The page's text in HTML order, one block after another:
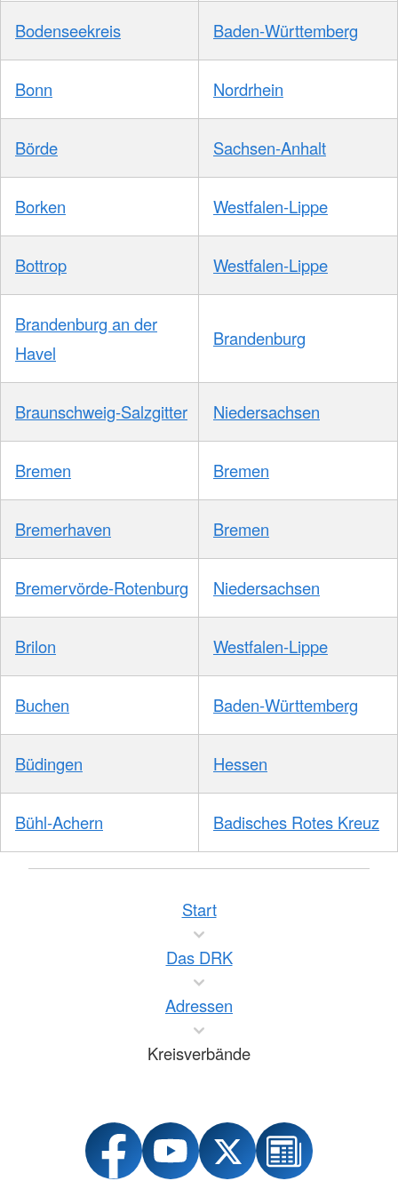
Bodenseekreis Baden-Württemberg
Bonn Nordrhein
Börde Sachsen-Anhalt
Borken Westfalen-Lippe
Bottrop Westfalen-Lippe
Brandenburg an der
Havel
Brandenburg
Braunschweig-Salzgitter Niedersachsen
Bremen Bremen
Bremerhaven Bremen
Bremervörde-Rotenburg Niedersachsen
Brilon Westfalen-Lippe
Buchen Baden-Württemberg
Büdingen Hessen
Bühl-Achern Badisches Rotes Kreuz
Start
Das DRK
Adressen
Kreisverbände